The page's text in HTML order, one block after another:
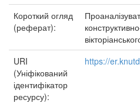
Короткий огляд
(реферат):
URI
(Уніфікований
ідентифікатор
ресурсу):
https://